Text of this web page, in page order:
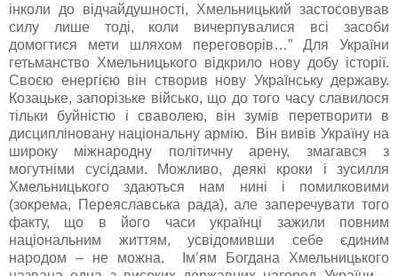
інколи до відчайдушності, Хмельницький застосовував
силу лише тоді, коли вичерпувалися всі засоби
домогтися мети шляхом переговорів…” Для України
гетьманство Хмельницького відкрило нову добу історії.
Своєю енергією він створив нову Українську державу.
Козацьке, запорізьке військо, що до того часу славилося
тільки буйністю і сваволею, він зумів перетворити в
дисципліновану національну армію. Він вивів Україну на
широку міжнародну політичну арену, змагався з
могутніми сусідами. Можливо, деякі кроки і зусилля
Хмельницького здаються нам нині і помилковими
(зокрема, Переяславська рада), але заперечувати того
факту, що в його часи українці зажили повним
національним життям, усвідомивши себе єдиним
народом – не можна. Ім’ям Богдана Хмельницького